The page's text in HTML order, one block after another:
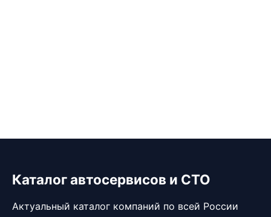
Каталог автосервисов и СТО
Актуальный каталог компаний по всей России